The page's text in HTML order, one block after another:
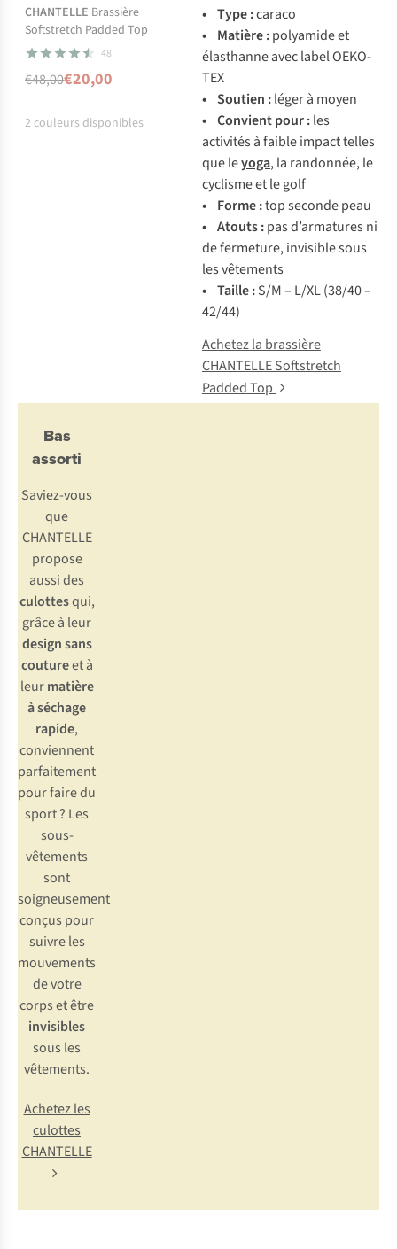
Temporairement en
rupture de stock
mais disponible
dans d'autres
CHANTELLE Brassière
Softstretch Padded Top
48
€48,00€20,00
2 couleurs disponibles
• Type :caraco
• Matière :polyamide et
élasthanne avec label OEKO-
TEX
• Soutien :léger à moyen
• Convient pour :les
activités à faible impact telles
que leyoga, la randonnée, le
cyclisme et le golf
• Forme :top seconde peau
• Atouts :pas d’armatures ni
de fermeture, invisible sous
les vêtements
• Taille :S/M – L/XL (38/40 –
42/44)
Achetez la brassière
CHANTELLE Softstretch
Padded Top
Bas
assorti
Saviez-vous
que
CHANTELLE
propose
aussi des
culottesqui,
grâce à leur
design sans
coutureet à
leurmatière
à séchage
rapide,
conviennent
parfaitement
pour faire du
sport ? Les
sous-
vêtements
sont
soigneusement
conçus pour
suivre les
mouvements
de votre
corps et être
invisibles
sous les
vêtements.
Achetez les
culottes
CHANTELLE